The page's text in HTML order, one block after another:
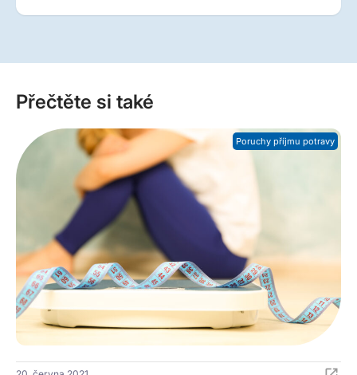
Přečtěte si také
Poruchy příjmu potravy